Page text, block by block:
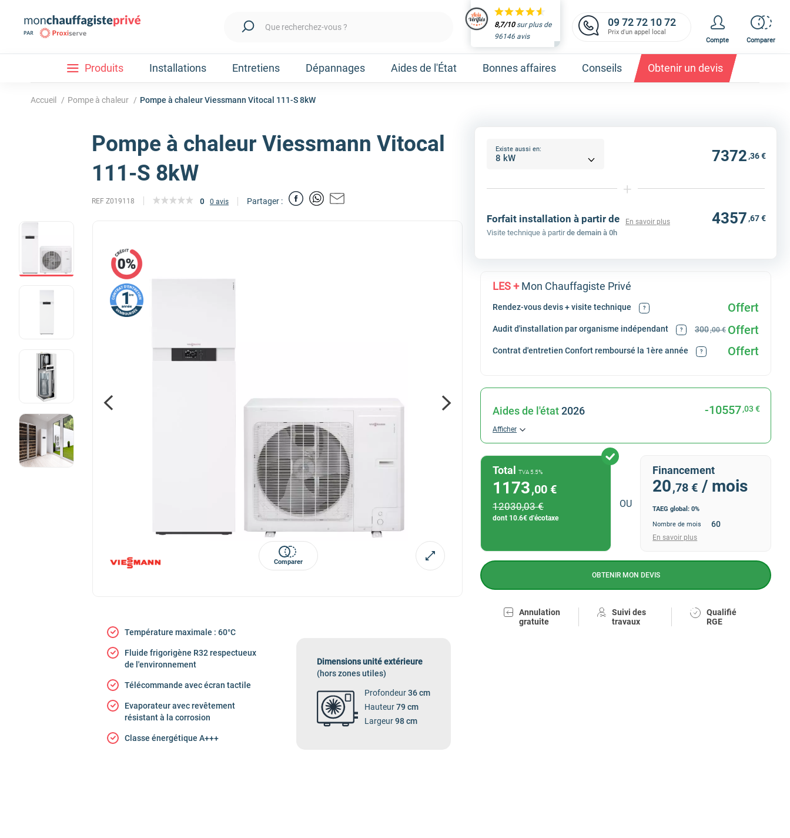
Que recherchez-vous ? 8,7/10sur plus de
96146 avis
09 72 72 10 72
Prix d'un appel local
Compte
Comparer
Produits
Installation
Découvrez nos forfaits d'installations
Obtenir un devis
Prenez un rendez-vous et obtenez un devis,
Pompe à chaleur fluide frigorigène R32
Pompe à chaleur fluide frigorigène R410A
Voir toutes les pompe à chaleur
Pourquoi faire installer sa pompe à
chaleur par mon chauffagiste privé ?
Installations Entretiens Dépannages Aides de l'État Bonnes affaires Conseils Obtenir un devis
Accueil / Pompe à chaleur / Pompe à chaleur Viessmann Vitocal 111-S 8kW
Pompe à chaleur Viessmann Vitocal
111-S 8kW
REF Z019118 0 0 avis Partager :
Comparer
Température maximale : 60°C
Fluide frigorigène R32 respectueux
de l'environnement
Télécommande avec écran tactile
Evaporateur avec revêtement
résistant à la corrosion
Classe énergétique A+++
Dimensions unité extérieure
(hors zones utiles)
Profondeur36 cm
Hauteur79 cm
Largeur98 cm
Existe aussi en: 7372 ,36 €
+
Forfait installation à partir de En savoir plus 4357 ,67 €
Visite technique à partir de demain à 0h
LES +Mon Chauffagiste Privé
Rendez-vous devis + visite technique ? Offert
Audit d'installation par organisme indépendant ? Offert
300,00 €
Contrat d'entretien Confort remboursé la 1ère année ? Offert
Aides de l'état2026 -10557,03 €
Afficher
Total TVA 5.5%
1173,00 €
12030,03 €
dont 10.6€ d'écotaxe
OU
Financement
20,78 € / mois
TAEG global: 0%
Nombre de mois
En savoir plus
OBTENIR MON DEVIS
Annulation
gratuite
Suivi des
travaux
Qualifié
RGE